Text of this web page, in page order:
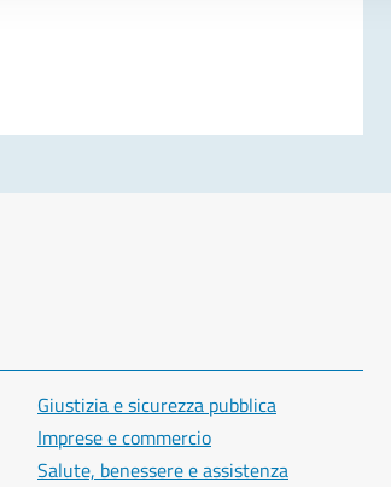
Giustizia e sicurezza pubblica
Imprese e commercio
Salute, benessere e assistenza